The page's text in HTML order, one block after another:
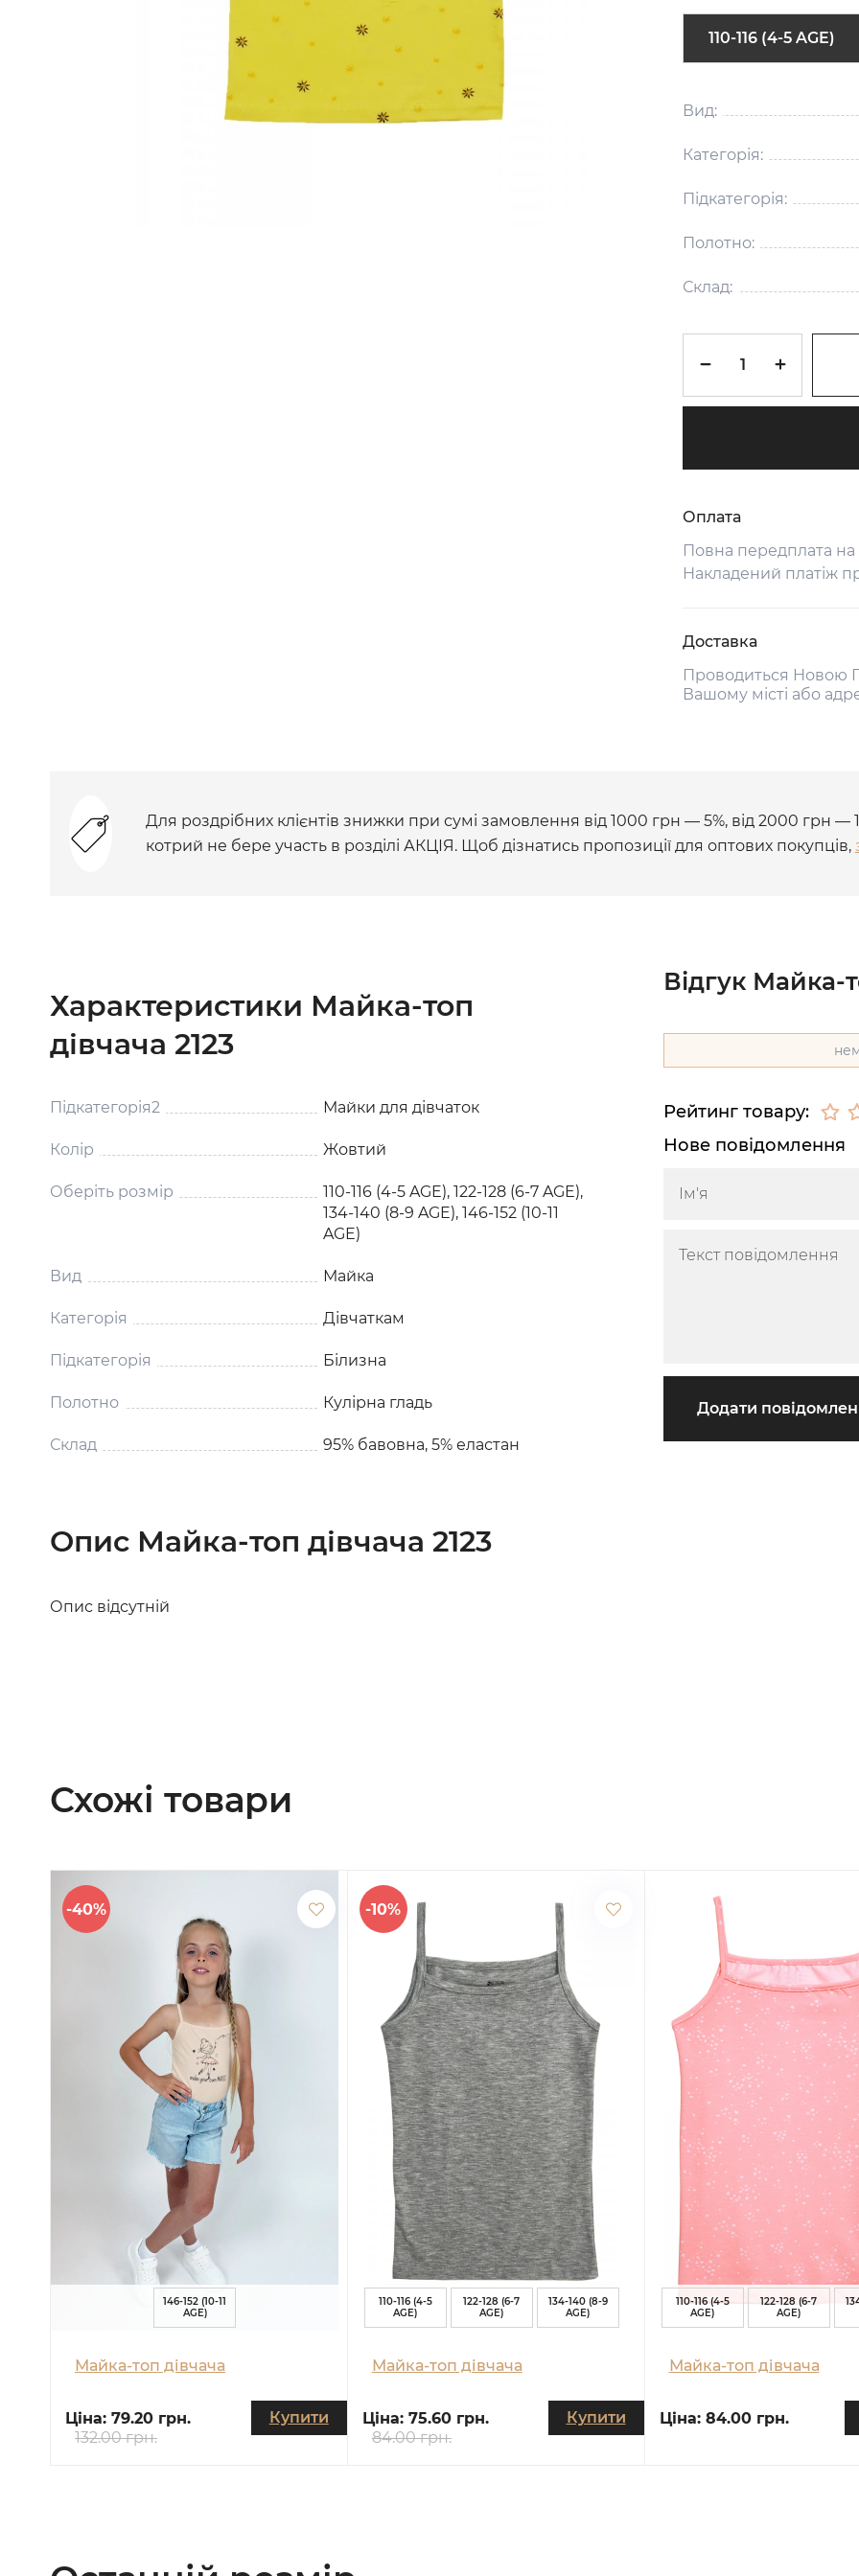
110-116 (4-5 AGE)
Вид:
Категорія:
Підкатегорія:
Полотно:
Склад:
Оплата
Повна передплата
Накладений платіж
Доставка
Проводиться Новою
Вашому місті або
Для роздрібних клієнтів знижки при сумі замовлення від 1000 грн — 5%, від 2000 грн —
котрий не бере участь в розділі АКЦІЯ. Щоб дізнатись пропозиції для оптових покупців,
Характеристики Майка-топ
дівчача 2123
Підкатегорія2 Майки для дівчаток
Колір Жовтий
Оберіть розмір
110-116 (4-5 AGE), 122-128 (6-7 AGE),
134-140 (8-9 AGE), 146-152 (10-11
AGE)
Вид Майка
Категорія Дівчаткам
Підкатегорія Білизна
Полотно Кулірна гладь
Склад 95% бавовна, 5% еластан
Опис Майка-топ дівчача 2123
Опис відсутній
Відгук Майка-
Рейтинг товару:
Нове повідомлення
Додати
Схожі товари
-40%
146-152 (10-11
AGE)
Майка-топ дівчача
Ціна: 79.20 грн.
132.00 грн.
Купити
-10%
110-116 (4-5
AGE)
122-128 (6-7
AGE)
134-140 (8-9
AGE)
Майка-топ дівчача
Ціна: 75.60 грн.
84.00 грн.
Купити
110-116 (4-5
AGE)
122-128 (6-7
AGE)
Майка-топ дівчача
Ціна: 84.00 грн.